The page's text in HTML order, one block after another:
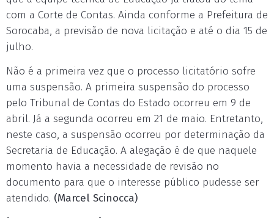
com a Corte de Contas. Ainda conforme a Prefeitura de
Sorocaba, a previsão de nova licitação e até o dia 15 de
julho.
Não é a primeira vez que o processo licitatório sofre
uma suspensão. A primeira suspensão do processo
pelo Tribunal de Contas do Estado ocorreu em 9 de
abril. Já a segunda ocorreu em 21 de maio. Entretanto,
neste caso, a suspensão ocorreu por determinação da
Secretaria de Educação. A alegação é de que naquele
momento havia a necessidade de revisão no
documento para que o interesse público pudesse ser
atendido. (Marcel Scinocca)